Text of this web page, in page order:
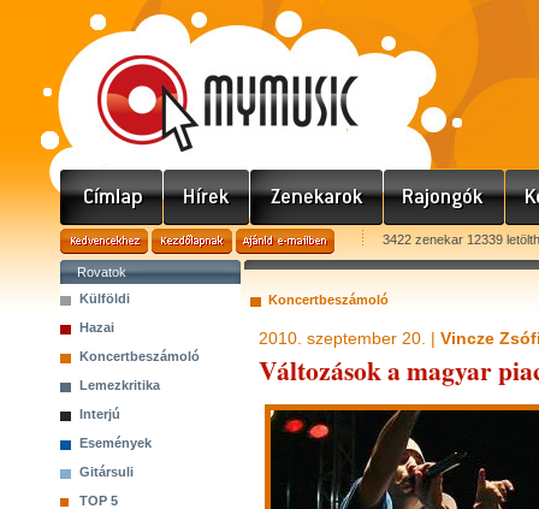
3422 zenekar 12339
Rovatok
Külföldi
Hazai
Koncertbeszámoló
Lemezkritika
Interjú
Események
Gitársuli
TOP 5
Koncertbeszámoló
2010. szeptember 20. | Vincze
Változások a magyar